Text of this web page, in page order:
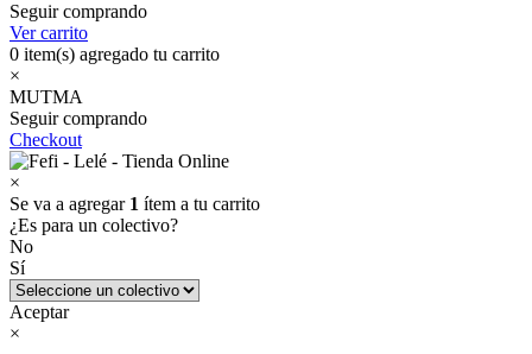
Seguir comprando
Ver carrito
0 item(s) agregado tu carrito
×
MUTMA
Seguir comprando
Checkout
×
Se va a agregar 1 ítem a tu carrito
¿Es para un colectivo?
No
Sí
Aceptar
×